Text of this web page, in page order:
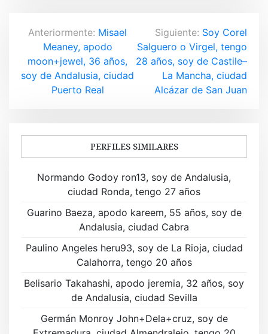
N
a
v
ó
n
e
Anteriormente: Misael
Meaney, apodo
moon+jewel, 36 años,
soy de Andalusia, ciudad
Puerto Real
Siguiente: Soy Corel
Salguero o Virgel, tengo
28 años, soy de Castile–
La Mancha, ciudad
Alcázar de San Juan
PERFILES SIMILARES
Normando Godoy ron13, soy de Andalusia,
ciudad Ronda, tengo 27 años
Guarino Baeza, apodo kareem, 55 años, soy de
Andalusia, ciudad Cabra
Paulino Angeles heru93, soy de La Rioja, ciudad
Calahorra, tengo 20 años
Belisario Takahashi, apodo jeremia, 32 años, soy
de Andalusia, ciudad Sevilla
Germán Monroy John+Dela+cruz, soy de